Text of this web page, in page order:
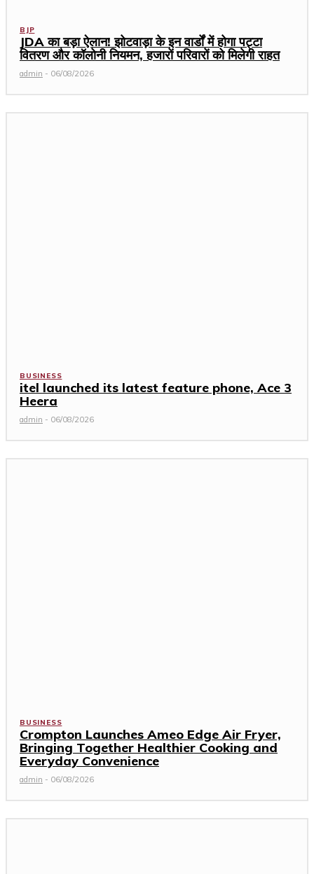
BJP
JDA का बड़ा ऐलान! झोटवाड़ा के इन वार्डों में होगा पट्टा
वितरण और कॉलोनी नियमन, हजारों परिवारों को मिलेगी राहत
admin - 06/08/2026
BUSINESS
itel launched its latest feature phone, Ace 3
Heera
admin - 06/08/2026
BUSINESS
Crompton Launches Ameo Edge Air Fryer,
Bringing Together Healthier Cooking and
Everyday Convenience
admin - 06/08/2026